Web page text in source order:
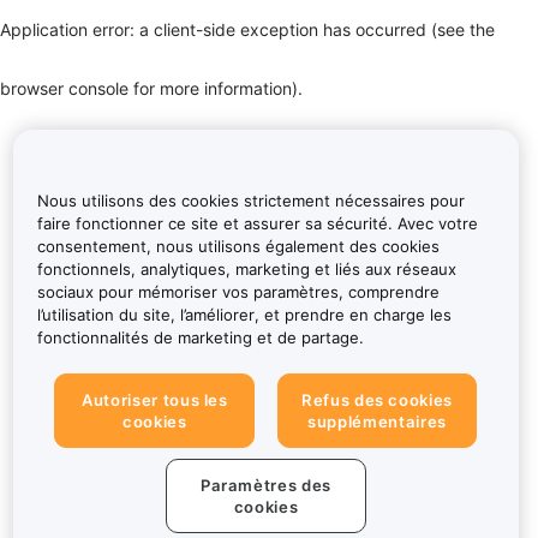
Application error: a client-side exception has occurred (see the
browser console for more information).
Nous utilisons des cookies strictement nécessaires pour
faire fonctionner ce site et assurer sa sécurité. Avec votre
consentement, nous utilisons également des cookies
fonctionnels, analytiques, marketing et liés aux réseaux
sociaux pour mémoriser vos paramètres, comprendre
l’utilisation du site, l’améliorer, et prendre en charge les
fonctionnalités de marketing et de partage.
Autoriser tous les
cookies
Refus des cookies
supplémentaires
Paramètres des
cookies